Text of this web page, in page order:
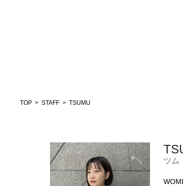
TOP STAFF TSUMU
ツム